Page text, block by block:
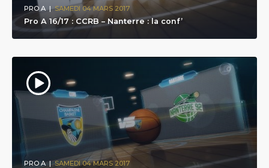
PRO A |SAMEDI 04 MARS 2017
Pro A 16/17 : CCRB – Nanterre : la conf’
PRO A|SAMEDI 04 MARS 2017